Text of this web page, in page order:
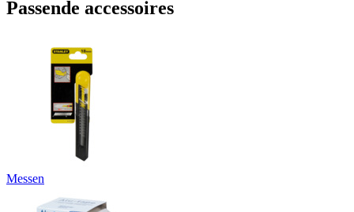
Passende accessoires
Messen